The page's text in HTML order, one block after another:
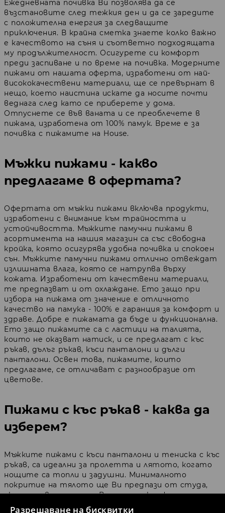
Разрешаване на бисквитки
Ежедневната почивка Ви позволява да се
възстановите след тежкия ден и да се заредите
с положителна енергия за следващите
приключения. В крайна сметка знаете колко важно
е качеството на съня и съответно подходящата
му продължителност. Осигурете си комфорт
преди заспиване и по време на почивка. Модерните
пижами от нашата оферта, изработени от най-
висококачествени материали, ще се превърнат в
нещо, което наистина искате да носите почти
веднага след като се приберете у дома.
Отпуснете се във ваната и се преоблечете в
пижама, изработена от 100% памук. Време е за
почивка с пижамите на House.
Мъжки пижами - какво
предлагаме в офертата?
Офертата от мъжки пижами включва продукти,
изработени с внимание към трайността и
устойчивостта. Мъжките памучни пижами в
асортимента на нашия магазин са със свободна
кройка, която осигурява удобна почивка и спокоен
сън. Мъжките памучни пижами отлично отвеждат
излишната влага, която се натрупва върху
кожата. Изработени от качествени материали,
те предпазват и от охлаждане. Ето защо при
избора на пижама от значение е отличното
качество на памука - 100% е гаранция за комфорт и
здраве. Добре е пижамата да бъде и функционална.
Ето защо пижамите са с ластици на талията,
които не оказват натиск, и се предлагат с къс
ръкав, дълъг ръкав, къси панталони и дълги
панталони. Освен това, пижамите, които
предлагаме, се отличават с разнообразие от
цветове.
Пижами с къс ръкав - каква да
изберем?
Мъжките пижами с къси панталони и тениска с къс
ръкав, са идеални за пролетта и лятото, когато
нощите са топли и задушни. Минималното
покритие на тялото ще Ви предпази от студа,
ако се отвиете, и ще Ви осигури комфортен сън
през цялата нощ. Късият ръкав на тениската ще